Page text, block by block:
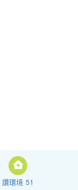
讚環境 51